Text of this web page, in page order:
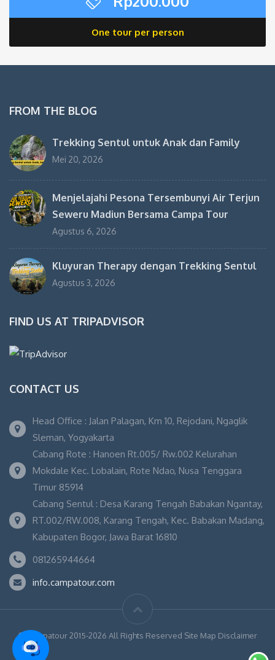
One tour per person
FROM THE BLOG
Trekking Sentul untuk Anak dan Family
Mei 20, 2026
Menjelajahi Pesona Tersembunyi Air Terjun
Seweru Madiun Bersama Campa Tour
Agustus 6, 2026
Kluyuran Therapy dengan Trekking Sentul
Agustus 3, 2026
FIND US AT TRIPADVISOR
CONTACT US
Head Office : Jalan Palagan, Km 10, Rejodani, Ngaglik
Sleman, Yogyakarta
Cabang Rote : Hanoen Rt.005/ Rw.002 Kelurahan
Mokdale Kec. Lobalain, Rote Ndao, Nusa Tenggara
Timur 85914
Cabang Sentul : Desa Karang Tengah Babakan Ngantay,
RT.002/RW.008, Karang Tengah, Kec. Babakan Madang,
Kabupaten Bogor, Jawa Barat 16810
081265944664
info.campatour.com
© Campatour 2015-2026 All Rights Reserved Site Map Disclaimer